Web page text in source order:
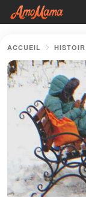
ACCUEIL